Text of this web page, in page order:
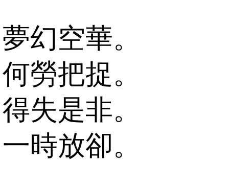
夢幻空華。
何勞把捉。
得失是非。
一時放卻。